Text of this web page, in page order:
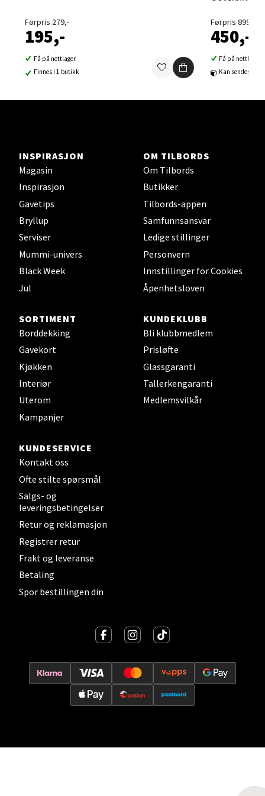
Førpris 279,-
195,-
Få på nettlager
Finnes i 1 butikk
Førpris 899,-
450,-
Få på nettlager
Kan sendes til
INSPIRASJON
Magasin
Inspirasjon
Gavetips
Bryllup
Serviser
Mummi-univers
Black Week
Jul
OM TILBORDS
Om Tilbords
Butikker
Tilbords-appen
Samfunnsansvar
Ledige stillinger
Personvern
Innstillinger for Cookies
Åpenhetsloven
SORTIMENT
Borddekking
Gavekort
Kjøkken
Interiør
Uterom
Kampanjer
KUNDEKLUBB
Bli klubbmedlem
Prisløfte
Glassgaranti
Tallerkengaranti
Medlemsvilkår
KUNDESERVICE
Kontakt oss
Ofte stilte spørsmål
Salgs- og
leveringsbetingelser
Retur og reklamasjon
Registrer retur
Frakt og leveranse
Betaling
Spor bestillingen din
Velg
Sortland - Sortland Storsenter
Steinkjer - Thon Senter Steinkjer
Sjøfartsgata 2, 7714 Steinkjer
Åpent i dag 10-18
Leirvik - Stord
Åpent i dag 10-15
Oslo - Thon Senter Storo
Vitaminveien 7 - 9, 0485 Oslo
Åpent i dag 10-19
0 i butikk
Lillehammer - Strandtorget
Strandtorget, 2609 Lillehammer